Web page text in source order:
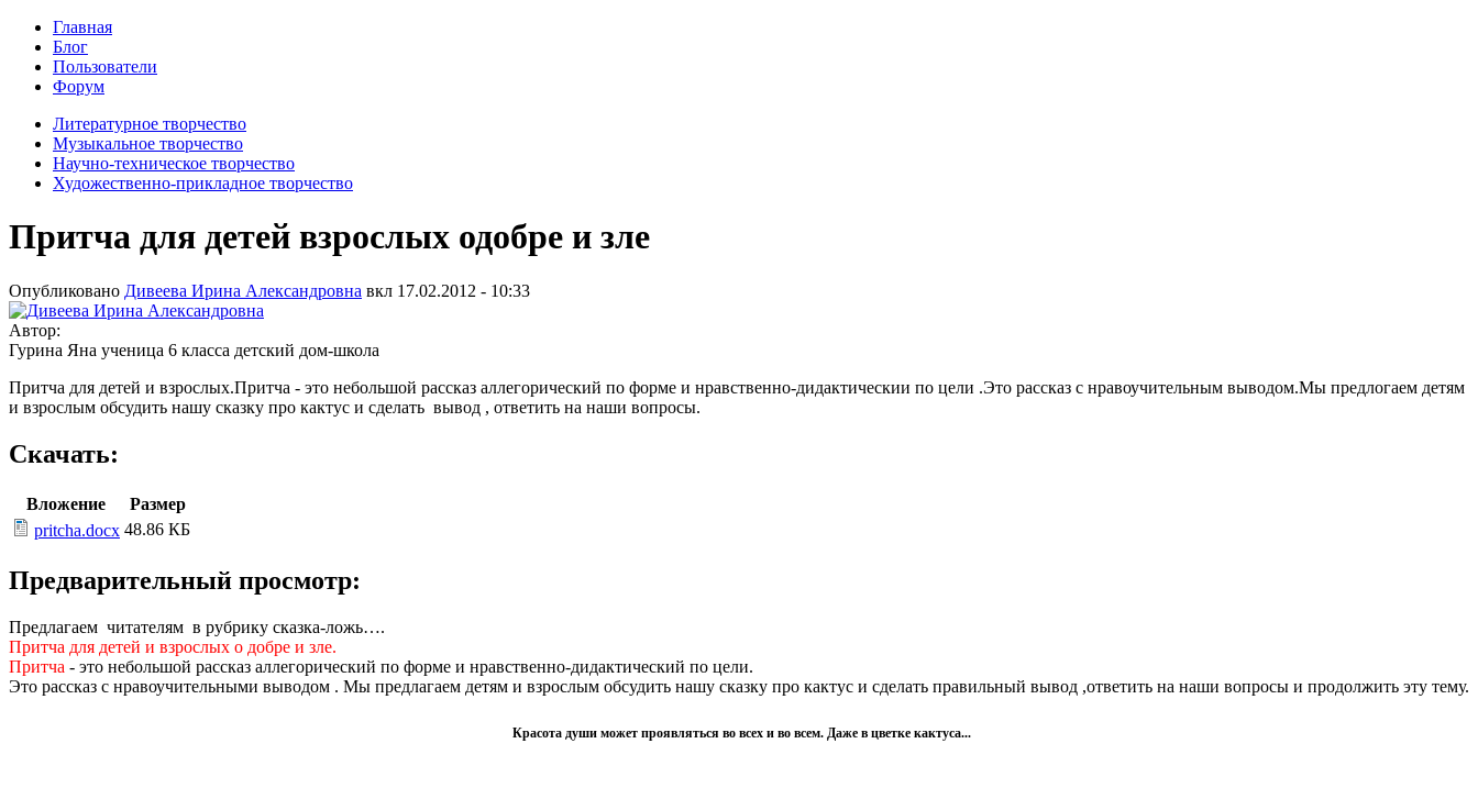
Главная
Блог
Пользователи
Форум
Литературное творчество
Музыкальное творчество
Научно-техническое творчество
Художественно-прикладное творчество
Притча для детей взрослых одобре и зле
Опубликовано Дивеева Ирина Александровна вкл 17.02.2012 - 10:33
Автор:
Гурина Яна ученица 6 класса детский дом-школа
Притча для детей и взрослых.Притча - это небольшой рассказ аллегорический по форме и нравственно-дидактическии по цели .Это рассказ с нравоучительным выводом.Мы предлогаем детям
и взрослым обсудить нашу сказку про кактус и сделать вывод , ответить на наши вопросы.
Скачать:
Вложение
Размер
pritcha.docx 48.86 КБ
Предварительный просмотр:
Предлагаем читателям в рубрику сказка-ложь….
Притча для детей и взрослых о добре и зле.
Притча - это небольшой рассказ аллегорический по форме и нравственно-дидактический по цели.
Это рассказ с нравоучительными выводом . Мы предлагаем детям и взрослым обсудить нашу сказку про кактус и сделать правильный вывод ,ответить на наши вопросы и продолжить эту тему.
Красота души может проявляться во всех и во всем. Даже в цветке кактуса...